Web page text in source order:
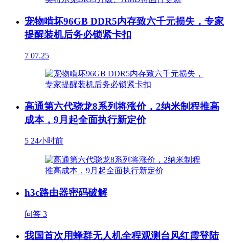
宠物啃坏96GB DDR5内存致六千元损失，专家
提醒装机后务必锁紧卡扣
7 07.25
高通第六代骁龙8系列将涨价，2纳米制程推高
成本，9月起全面执行新定价
5 24小时前
h3c路由器密码破解
问答 3
我国首次用蜂群无人机全程观测台风红霞登陆